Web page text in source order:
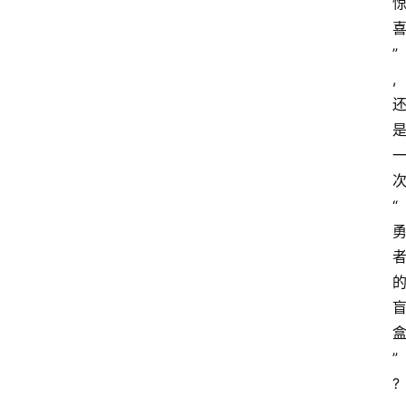
喜
”
,
还
是
一
次
“
勇
者
的
盲
盒
”
?